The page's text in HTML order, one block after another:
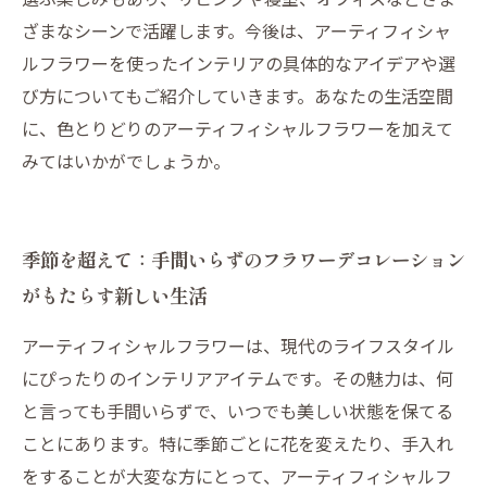
ざまなシーンで活躍します。今後は、アーティフィシャ
ルフラワーを使ったインテリアの具体的なアイデアや選
び方についてもご紹介していきます。あなたの生活空間
に、色とりどりのアーティフィシャルフラワーを加えて
みてはいかがでしょうか。
季節を超えて：手間いらずのフラワーデコレーション
がもたらす新しい生活
アーティフィシャルフラワーは、現代のライフスタイル
にぴったりのインテリアアイテムです。その魅力は、何
と言っても手間いらずで、いつでも美しい状態を保てる
ことにあります。特に季節ごとに花を変えたり、手入れ
をすることが大変な方にとって、アーティフィシャルフ